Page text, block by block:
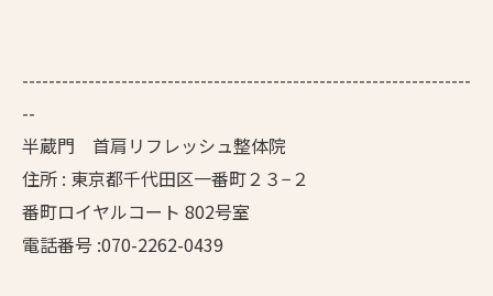
--------------------------------------------------------------------
--
半蔵門 首肩リフレッシュ整体院
住所 : 東京都千代田区一番町２３−２
番町ロイヤルコート 802号室
電話番号 :070-2262-0439